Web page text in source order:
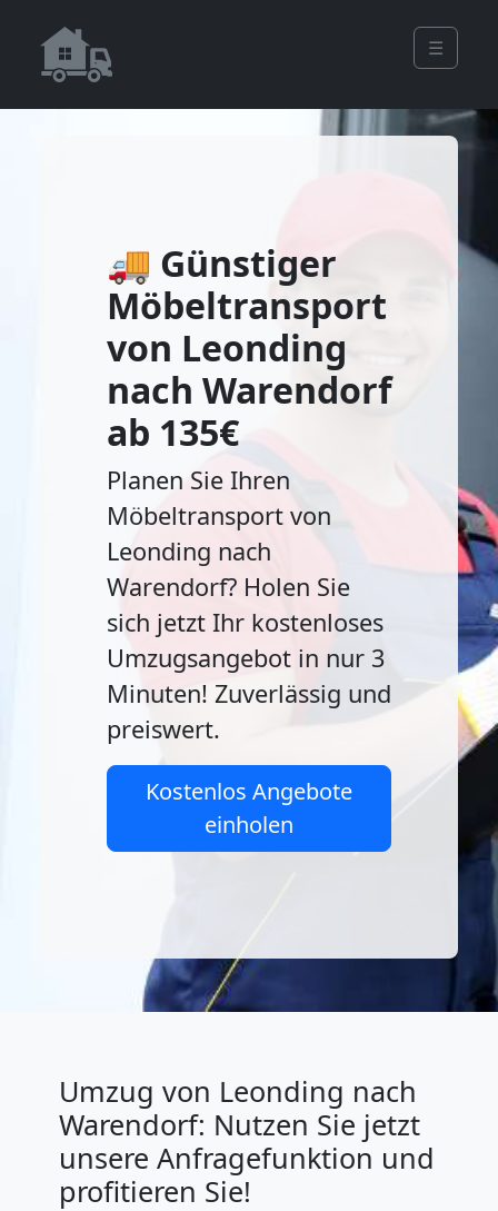
☰
🚚 Günstiger
Möbeltransport
von Leonding
nach Warendorf
ab 135€
Planen Sie Ihren
Möbeltransport von
Leonding nach
Warendorf? Holen Sie
sich jetzt Ihr kostenloses
Umzugsangebot in nur 3
Minuten! Zuverlässig und
preiswert.
Kostenlos Angebote
einholen
Umzug von Leonding nach
Warendorf: Nutzen Sie jetzt
unsere Anfragefunktion und
profitieren Sie!